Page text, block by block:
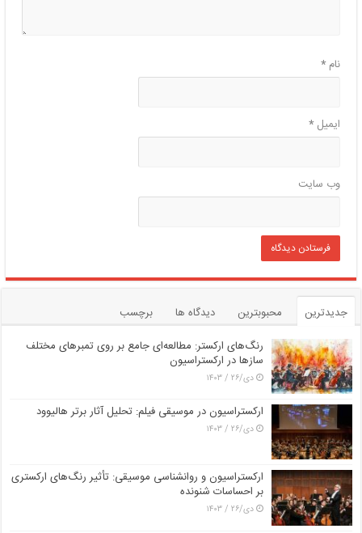
نام*
ایمیل*
وب‌ سایت
جدیدترین محبوبترین دیدگاه ها
برچسب
رنگ‌های ارکستر: مطالعه‌ای جامع بر روی تمبرهای مختلف
سازها در ارکستراسیون
دی/۲۶ / ۱۴۰۳
ارکستراسیون در موسیقی فیلم: تحلیل آثار برتر هالیوود
دی/۲۶ / ۱۴۰۳
ارکستراسیون و روانشناسی موسیقی: تأثیر رنگ‌های ارکستری
بر احساسات شنونده
دی/۲۶ / ۱۴۰۳